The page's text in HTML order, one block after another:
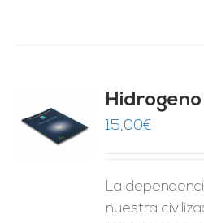
15,00€
La
nuestra